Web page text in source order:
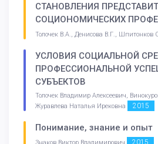
СТАНОВЛЕНИЯ
СОЦИОНОМИЧЕСКИХ
Толочек В.А., Денисова В.Г., Шпитонков
УСЛОВИЯ СОЦИАЛЬНОЙ
ПРОФЕССИОНАЛЬНОЙ
СУБЪЕКТОВ
Толочек Владимир Алексеевич,
Журавлева Наталья Ирековна
2015
Понимание, знание и опыт
Знаков Виктор Владимирович 2015